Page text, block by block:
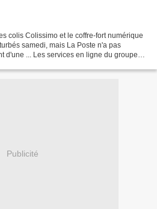
colis Colissimo et le coffre-fort numérique
samedi, mais La Poste n'a pas
d'une ... Les services en ligne du groupe
Publicité